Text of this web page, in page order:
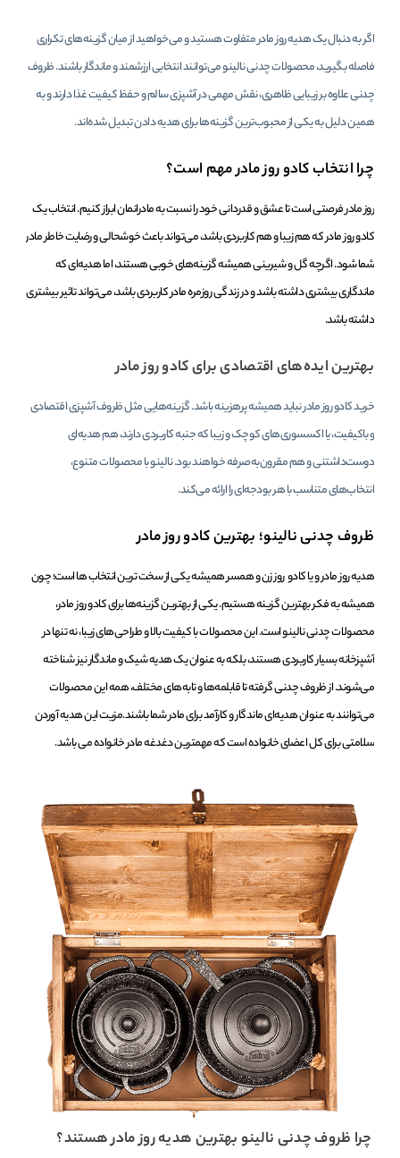
اگر به دنبال یک هدیه روز مادر متفاوت هستید و می‌خواهید از میان گزینه‌های تکراری
فاصله بگیرید، محصولات چدنی نالینو می‌توانند انتخابی ارزشمند و ماندگار باشند. ظروف
چدنی علاوه بر زیبایی ظاهری، نقش مهمی در آشپزی سالم و حفظ کیفیت غذا دارند و به
همین دلیل به یکی از محبوب‌ترین گزینه‌ها برای هدیه دادن تبدیل شده‌اند.
چرا انتخاب کادو روز مادر مهم است؟
روز مادر فرصتی است تا عشق و قدردانی خود را نسبت به مادرانمان ابراز کنیم. انتخاب یک
کادو روز مادر که هم زیبا و هم کاربردی باشد، می‌تواند باعث خوشحالی و رضایت خاطر مادر
شما شود. اگرچه گل و شیرینی همیشه گزینه‌های خوبی هستند، اما هدیه‌ای که
ماندگاری بیشتری داشته باشد و در زندگی روزمره مادر کاربردی باشد، می‌تواند تاثیر بیشتری
داشته باشد.
بهترین ایده‌های اقتصادی برای کادو روز مادر
خرید کادو روز مادر نباید همیشه پرهزینه باشد. گزینه‌هایی مثل ظروف آشپزی اقتصادی
و باکیفیت، یا اکسسوری‌های کوچک و زیبا که جنبه کاربردی دارند، هم هدیه‌ای
دوست‌داشتنی و هم مقرون‌به‌صرفه خواهند بود. نالینو با محصولات متنوع،
انتخاب‌های متناسب با هر بودجه‌ای را ارائه می‌کند.
ظروف چدنی نالینو؛ بهترین کادو روز مادر
هدیه روز مادر و یا کادو روز زن و همسر همیشه یکی از سخت ترین انتخاب ها است؛ چون
همیشه به فکر بهترین گزینه هستیم. یکی از بهترین گزینه‌ها برای کادو روز مادر،
محصولات چدنی نالینو است. این محصولات با کیفیت بالا و طراحی‌های زیبا، نه تنها در
آشپزخانه بسیار کاربردی هستند، بلکه به عنوان یک هدیه شیک و ماندگار نیز شناخته
می‌شوند. از ظروف چدنی گرفته تا قابلمه‌ها و تابه‌های مختلف، همه این محصولات
می‌توانند به عنوان هدیه‌ای ماندگار و کارآمد برای مادر شما باشند.مزیت این هدیه آوردن
سلامتی برای کل اعضای خانواده است که مهمترین دغدغه مادر خانواده می باشد.
چرا ظروف چدنی نالینو بهترین هدیه روز مادر هستند؟